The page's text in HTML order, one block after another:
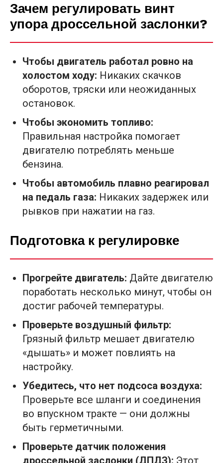
Зачем регулировать винт
упора дроссельной заслонки?
Чтобы двигатель работал ровно на
холостом ходу: Никаких скачков
оборотов, тряски или неожиданных
остановок.
Чтобы экономить топливо:
Правильная настройка помогает
двигателю потреблять меньше
бензина.
Чтобы автомобиль плавно реагировал
на педаль газа: Никаких задержек или
рывков при нажатии на газ.
Подготовка к регулировке
Прогрейте двигатель: Дайте двигателю
поработать несколько минут, чтобы он
достиг рабочей температуры.
Проверьте воздушный фильтр:
Грязный фильтр мешает двигателю
«дышать» и может повлиять на
настройку.
Убедитесь, что нет подсоса воздуха:
Проверьте все шланги и соединения
во впускном тракте — они должны
быть герметичными.
Проверьте датчик положения
дроссельной заслонки (ДПДЗ): Этот